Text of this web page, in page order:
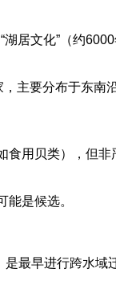
居文化”（约
主要分布于东南沿
用贝类），但非
能是候选。
最早进行跨水